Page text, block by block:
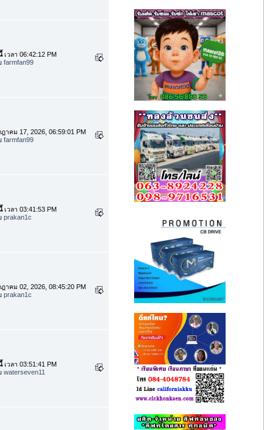
เวลา 06:42:12 PM
farmfan99
ฎาคม 17, 2026, 06:59:01 PM
farmfan99
เวลา 03:41:53 PM
prakan1c
ฎาคม 02, 2026, 08:45:20 PM
prakan1c
เวลา 03:51:41 PM
waterseven11